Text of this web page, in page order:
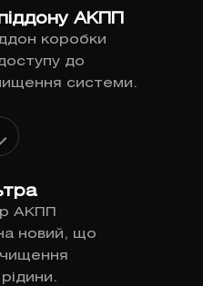
АКПП
коробки
до
системи.
АКПП
новий, що
рідини.